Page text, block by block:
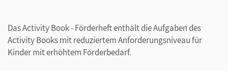
Das Activity Book - Förderheft enthält die Aufgaben des
Activity Books mit reduziertem Anforderungsniveau für
Kinder mit erhöhtem Förderbedarf.